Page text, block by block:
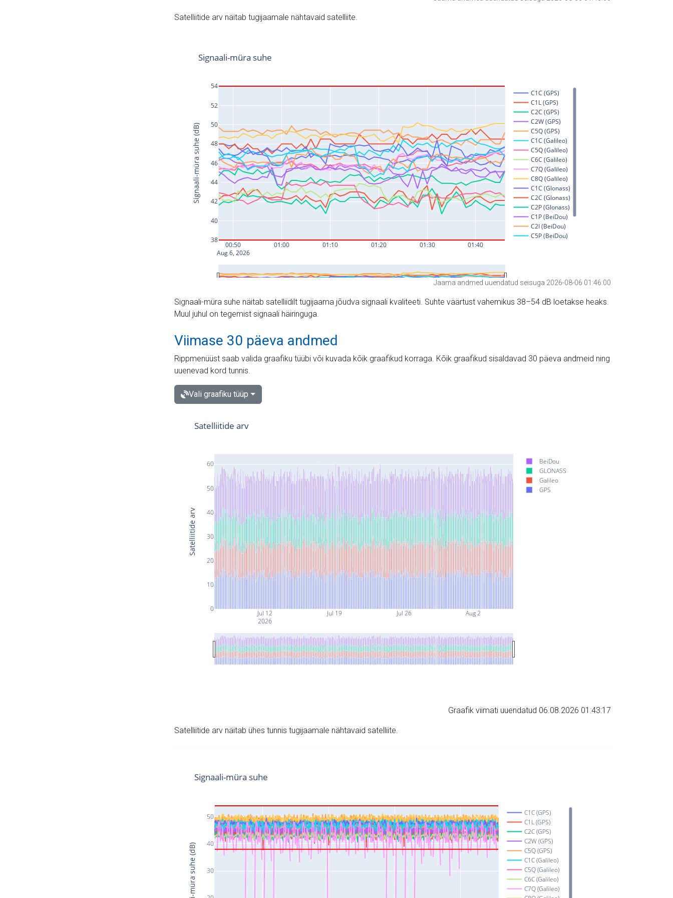
Satelliitide arv näitab tugijaamale nähtavaid satelliite.
Jaama andmed uuendatud seisuga 2026-08-06 01:46:00
Signaali-müra suhe näitab satelliidilt tugijaama jõudva signaali kvaliteeti. Suhte väärtust vahemikus 38–54 dB loetakse heaks.
Muul juhul on tegemist signaali häiringuga.
Viimase 30 päeva andmed
Rippmenüüst saab valida graafiku tüübi või kuvada kõik graafikud korraga. Kõik graafikud sisaldavad 30 päeva andmeid ning
uuenevad kord tunnis.
Vali graafiku tüüp
Jul 12
2026
Jul 19 Jul 26 Aug 2
0
10
20
30
40
50
60
BeiDou
GLONASS
Galileo
GPS
Satelliitide arv
Satelliitide arv
Graafik viimati uuendatud 06.08.2026 01:43:17
Satelliitide arv näitab ühes tunnis tugijaamale nähtavaid satelliite.
30
40
50
C1C (GPS)
C1L (GPS)
C2C (GPS)
C2W (GPS)
C5Q (GPS)
C1C (Galileo)
C5Q (Galileo)
C6C (Galileo)
C7Q (Galileo)
Signaali-müra suhe